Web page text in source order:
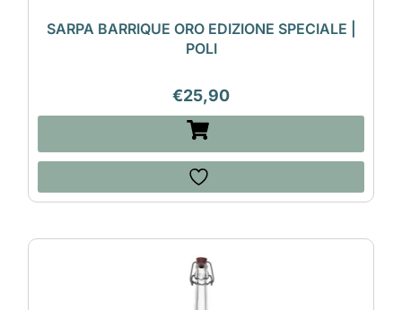
SARPA BARRIQUE ORO EDIZIONE SPECIALE |
POLI
€25,90